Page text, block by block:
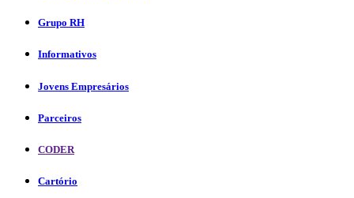
Grupo RH
Informativos
Jovens Empresários
Parceiros
CODER
Cartório